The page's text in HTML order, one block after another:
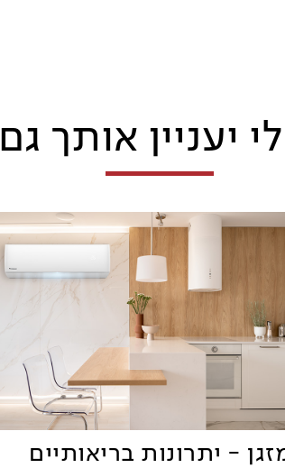
יעניין אותך גם
- יתרונות בריאותיים